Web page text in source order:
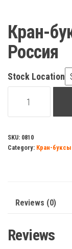
Кран-
Россия
Stock Location
букса
(18*1/2)
Россия
SKU: 0810
Category: Кран-буксы
Reviews (0)
Reviews